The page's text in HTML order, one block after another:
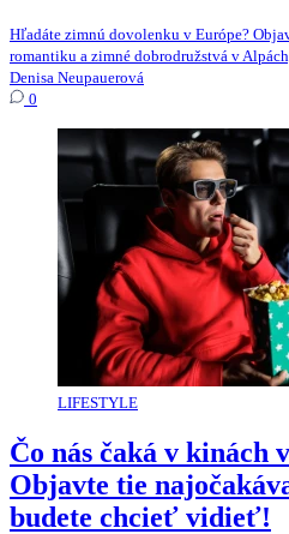
Hľadáte zimnú dovolenku v Európe?
romantiku a zimné dobrodružstvá v
Denisa Neupauerová
0
LIFESTYLE
Čo nás čaká v kinách
Objavte tie
budete chcieť vidieť!